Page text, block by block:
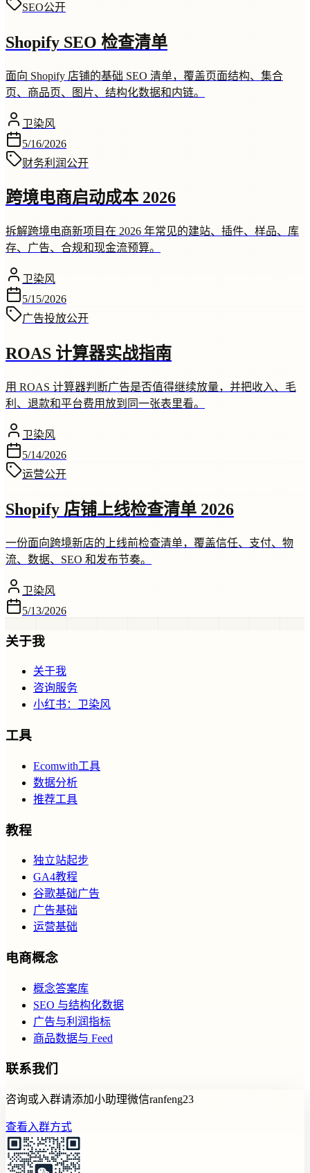
SEO公开
Shopify SEO 检查清单
面向 Shopify 店铺的基础 SEO 清单，覆盖页面结构、集合
页、商品页、图片、结构化数据和内链。
卫染风
5/16/2026
财务利润 公开
跨境电商启动成本 2026
拆解跨境电商新项目在 2026 年常见的建站、插件、样品、库
存、广告、合规和现金流预算。
卫染风
5/15/2026
广告投放公开
ROAS 计算器实战指南
用 ROAS 计算器判断广告是否值得继续放量，并把收入、毛
利、退款和平台费用放到同一张表里看。
卫染风
5/14/2026
运营公开
Shopify 店铺上线检查清单 2026
一份面向跨境新店的上线前检查清单，覆盖信任、支付、物
流、数据、SEO 和发布节奏。
卫染风
5/13/2026
关于我
关于我
咨询服务
小红书：卫染风
工具
Ecomwith工具
数据分析
推荐工具
教程
独立站起步
GA4教程
谷歌基础广告
广告基础
运营基础
电商概念
概念答案库
SEO 与结构化数据
广告与利润指标
商品数据与 Feed
联系我们
咨询或入群请添加小助理微信ranfeng23
查看入群方式